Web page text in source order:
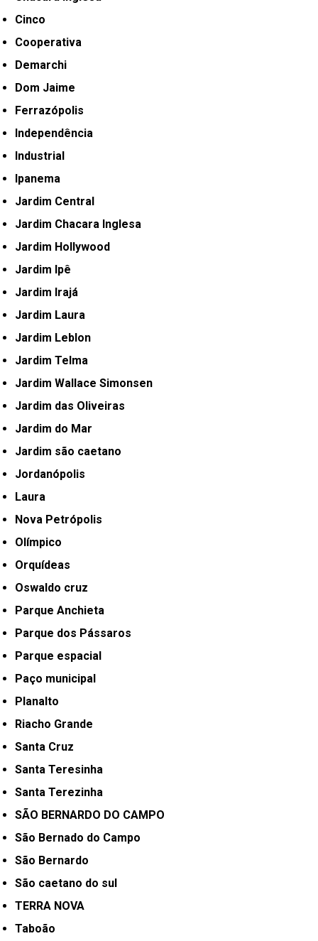
Cinco
Cooperativa
Demarchi
Dom Jaime
Ferrazópolis
Independência
Industrial
Ipanema
Jardim Central
Jardim Chacara Inglesa
Jardim Hollywood
Jardim Ipê
Jardim Irajá
Jardim Laura
Jardim Leblon
Jardim Telma
Jardim Wallace Simonsen
Jardim das Oliveiras
Jardim do Mar
Jardim são caetano
Jordanópolis
Laura
Nova Petrópolis
Olímpico
Orquídeas
Oswaldo cruz
Parque Anchieta
Parque dos Pássaros
Parque espacial
Paço municipal
Planalto
Riacho Grande
Santa Cruz
Santa Teresinha
Santa Terezinha
SÃO BERNARDO DO CAMPO
São Bernado do Campo
São Bernardo
São caetano do sul
TERRA NOVA
Taboão